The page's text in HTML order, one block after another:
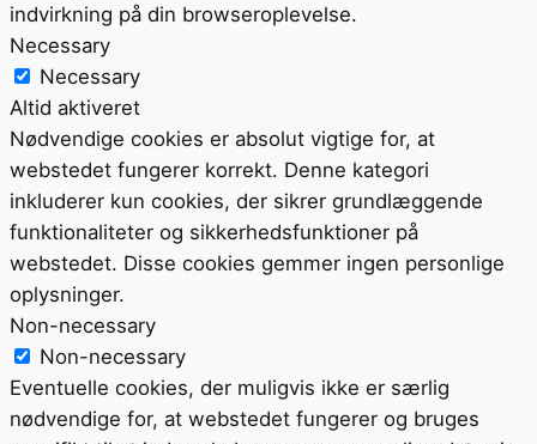
indvirkning på din browseroplevelse.
Necessary
Necessary
Altid aktiveret
Nødvendige cookies er absolut vigtige for, at
webstedet fungerer korrekt. Denne kategori
inkluderer kun cookies, der sikrer grundlæggende
funktionaliteter og sikkerhedsfunktioner på
webstedet. Disse cookies gemmer ingen personlige
oplysninger.
Non-necessary
Non-necessary
Eventuelle cookies, der muligvis ikke er særlig
nødvendige for, at webstedet fungerer og bruges